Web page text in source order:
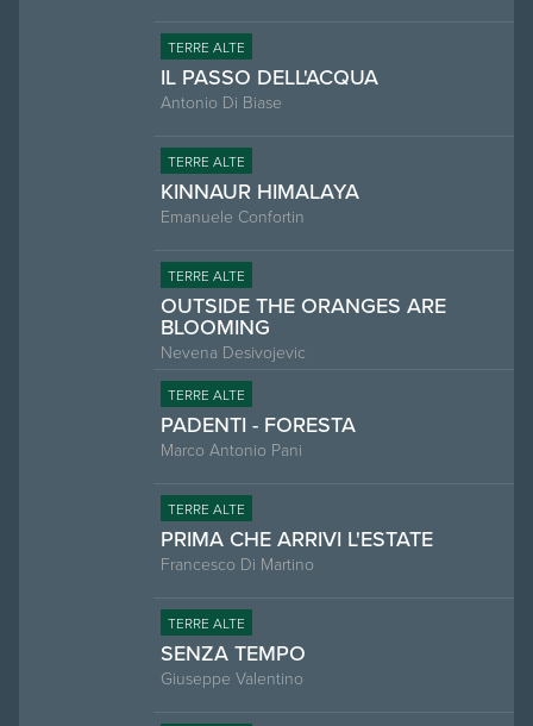
TERRE ALTE
IL PASSO DELL'ACQUA
Antonio Di Biase
TERRE ALTE
KINNAUR HIMALAYA
Emanuele Confortin
TERRE ALTE
OUTSIDE THE ORANGES ARE
BLOOMING
Nevena Desivojevic
TERRE ALTE
PADENTI - FORESTA
Marco Antonio Pani
TERRE ALTE
PRIMA CHE ARRIVI L'ESTATE
Francesco Di Martino
TERRE ALTE
SENZA TEMPO
Giuseppe Valentino